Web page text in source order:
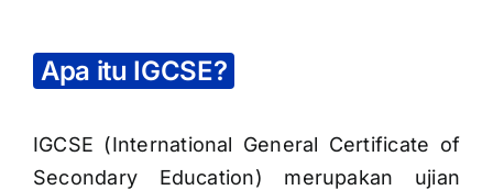
Apa itu IGCSE?
IGCSE (International General Certificate of
Secondary Education) merupakan ujian